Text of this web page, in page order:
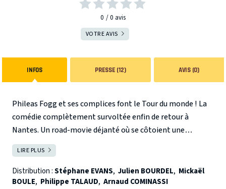
0 0 avis
VOTRE AVIS
INFOS PRESSE (12) AVIS (0)
Phileas Fogg et ses complices font le Tour du monde ! La
comédie complètement survoltée enfin de retour à
Nantes. Un road-movie déjanté où se côtoient une
princesse indienne, Jack le plus grand looser de l’Ouest et
l’inspecteur de police le plus nul de toutes les séries
allemandes. En 1872, un pari insensé ! Attachez vos
ceintures, ça va secouer !
LIRE PLUS
Distribution :Stéphane EVANS, Julien BOURDEL, Mickaël
BOULE, Philippe TALAUD, Arnaud COMINASSI